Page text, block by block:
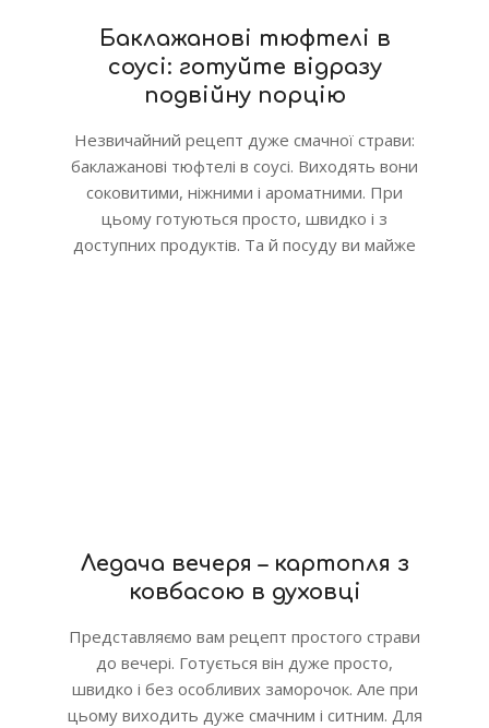
Баклажанові тюфтелі в
соусі: готуйте відразу
подвійну порцію
Незвичайний рецепт дуже смачної страви:
баклажанові тюфтелі в соусі. Виходять вони
соковитими, ніжними і ароматними. При
цьому готуються просто, швидко і з
доступних продуктів. Та й посуду ви майже
Ледача вечеря – картопля з
ковбасою в духовці
Представляємо вам рецепт простого страви
до вечері. Готується він дуже просто,
швидко і без особливих заморочок. Але при
цьому виходить дуже смачним і ситним. Для